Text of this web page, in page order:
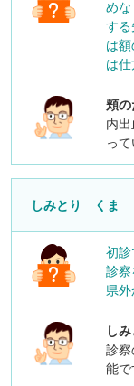
めな
する
は
は
頬の
内
って
しみとり くま
初診
診察
県
しみ
診察
能で